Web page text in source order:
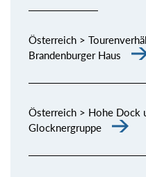
Österreich >
Brandenburger Haus
Österreich > Hohe Dock
Glocknergruppe